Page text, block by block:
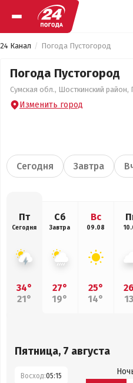
24 Канал Погода Пустогород
Погода Пустогород
Сумская обл., Шосткинский район,
Изменить город
Сегодня Завтра
Пт
Сегодня
34°
21°
Сб
Завтра
27°
19°
Вс
09.08
25°
14°
Пятница, 7 августа
Восход:05:15